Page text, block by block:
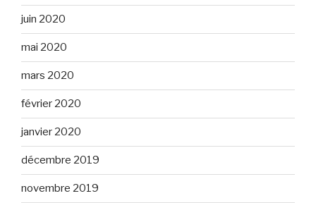
juin 2020
mai 2020
mars 2020
février 2020
janvier 2020
décembre 2019
novembre 2019